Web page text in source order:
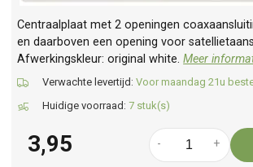
Centraalplaat met 2 openingen
en daarboven een opening voor
Afwerkingskleur: original white.Meer
Verwachte levertijd: Voor maandag 21u
Huidige voorraad: 7 stuk(s)
3,95 +
-